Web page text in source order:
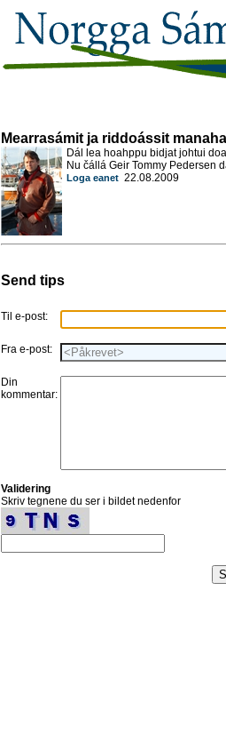
Mearrasámit ja riddoássit
Dál lea hoahppu bidjat johtui
Nu čállá Geir Tommy Pedersen
Loga eanet 22.08.2009
Send tips
Til e-post:
Fra e-post:
Din
kommentar:
Validering
Skriv tegnene du ser i bildet nedenfor